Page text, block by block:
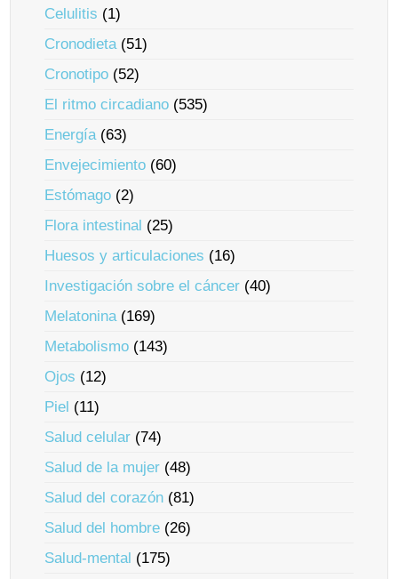
Celulitis (1)
Cronodieta(51)
Cronotipo (52)
El ritmo circadiano (535)
Energía(63)
Envejecimiento (60)
Estómago (2)
Flora intestinal (25)
Huesos y articulaciones (16)
Investigación sobre el cáncer (40)
Melatonina(169)
Metabolismo (143)
Ojos (12)
Piel (11)
Salud celular (74)
Salud de la mujer (48)
Salud del corazón (81)
Salud del hombre (26)
Salud-mental (175)